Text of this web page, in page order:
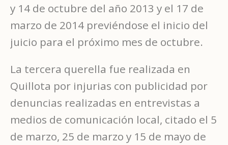
y 14 de octubre del año 2013 y el 17 de
marzo de 2014 previéndose el inicio del
juicio para el próximo mes de octubre.
La tercera querella fue realizada en
Quillota por injurias con publicidad por
denuncias realizadas en entrevistas a
medios de comunicación local, citado el 5
de marzo, 25 de marzo y 15 de mayo de